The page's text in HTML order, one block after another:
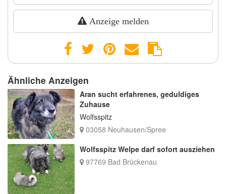
Anzeige melden
Ähnliche Anzeigen
Aran sucht erfahrenes, geduldiges
Zuhause
Wolfsspitz
03058 Neuhausen/Spree
Wolfsspitz Welpe darf sofort ausziehen
97769 Bad Brückenau